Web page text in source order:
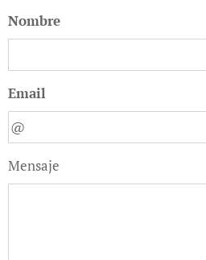
Nombre
Email
Mensaje